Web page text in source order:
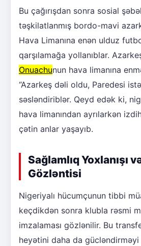
Bu çağırışdan sonra sosial
təşkilatlanmış bordo-mavi
Hava Limanına enən ulduz
qarşılamağa yollanıblar.
Onuachunun hava limanına
“Azarkeş dəli oldu, Paredesi
səsləndiriblər. Qeyd edək ki,
hava limanından ayrılarkən
çətin anlar yaşayıb.
Sağlamlıq Yoxlanışı
Gözləntisi
Nigeriyalı hücumçunun tibbi
keçdikdən sonra klubla rəsmi
imzalaması gözlənilir. Bu
heyətini daha da